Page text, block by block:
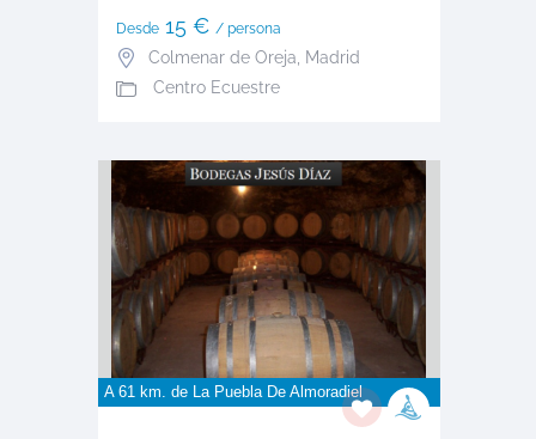
Desde15 € / persona
Colmenar de Oreja
Madrid
Centro Ecuestre
A 61 km. de La Puebla De Almoradiel